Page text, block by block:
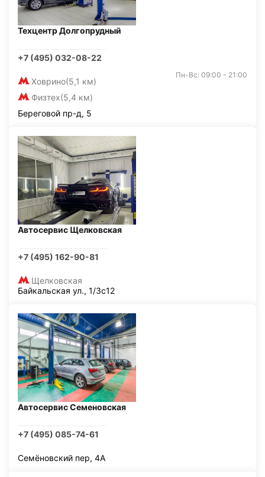
Техцентр Долгопрудный
+7 (495) 032-08-22
Ховрино(5,1 км)
Физтех(5,4 км)
Пн-Вс: 09:00 - 21:00
Береговой пр-д, 5
Автосервис Щелковская
+7 (495) 162-90-81
Щелковская
Байкальская ул., 1/3с12
Автосервис Семеновская
+7 (495) 085-74-61
Семёновский пер, 4А